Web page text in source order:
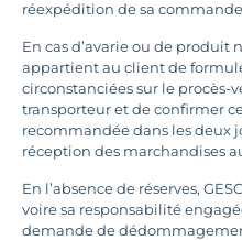
réexpédition de sa
En cas d’avarie ou de produit
appartient au client de
circonstanciées sur le procès-
transporteur et de confirmer
recommandée dans les deux
réception des marchandises
En l’absence de réserves,
voire sa responsabilité
demande de